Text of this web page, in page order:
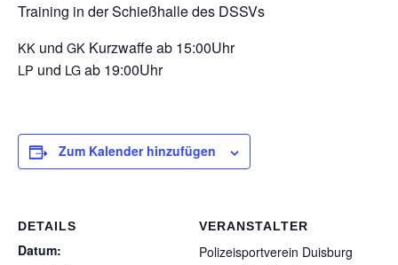
Trai­ning in der Schieß­halle des DSSVs
KK und GK Kurz­waffe ab 15:00Uhr
LP und LGab 19:00Uhr
Zum Kalender hinzufügen
DETAILS
Datum:
VERANSTALTER
Poli­zei­sport­ver­ein Duis­burg